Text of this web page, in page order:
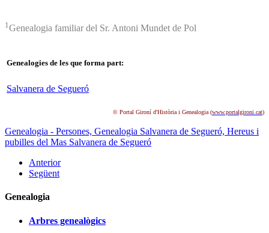
1 Genealogia familiar del Sr. Antoni Mundet de Pol
Genealogies de les que forma part:
Salvanera de Segueró
© Portal Gironí d'Història i Genealogia (www.portalgironi.cat)
Genealogia - Persones, Genealogia Salvanera de Segueró, Hereus i
pubilles del Mas Salvanera de Segueró
Anterior
Següent
Genealogia
Arbres genealògics